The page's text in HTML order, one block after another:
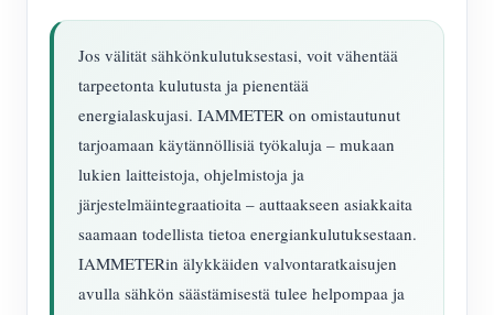
Jos välität sähkönkulutuksestasi, voit vähentää
tarpeetonta kulutusta ja pienentää
energialaskujasi. IAMMETER on omistautunut
tarjoamaan käytännöllisiä työkaluja – mukaan
lukien laitteistoja, ohjelmistoja ja
järjestelmäintegraatioita – auttaakseen asiakkaita
saamaan todellista tietoa energiankulutuksestaan.
IAMMETERin älykkäiden valvontaratkaisujen
avulla sähkön säästämisestä tulee helpompaa ja